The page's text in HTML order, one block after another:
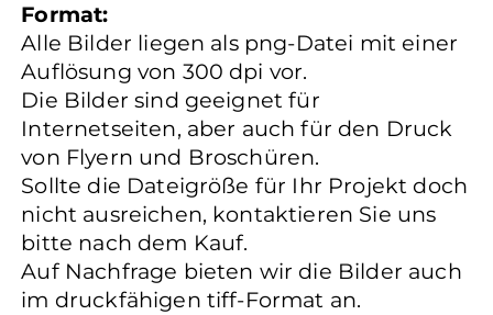
Format:
Alle Bilder liegen als png-Datei mit einer
Auflösung von 300 dpi vor.
Die Bilder sind geeignet für
Internetseiten, aber auch für den Druck
von Flyern und Broschüren.
Sollte die Dateigröße für Ihr Projekt doch
nicht ausreichen, kontaktieren Sie uns
bitte nach dem Kauf.
Auf Nachfrage bieten wir die Bilder auch
im druckfähigen tiff-Format an.